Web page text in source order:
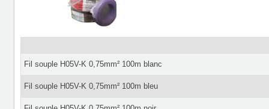
Fil souple H05V-K 0,75mm² 100m blanc
Fil souple H05V-K 0,75mm² 100m bleu